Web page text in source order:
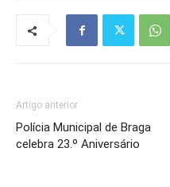
Artigo anterior
Polícia Municipal de Braga
celebra 23.º Aniversário